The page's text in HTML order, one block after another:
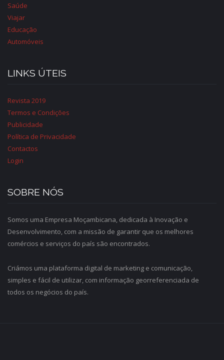
Saúde
Viajar
Educação
Automóveis
LINKS ÚTEIS
Revista 2019
Termos e Condições
Publicidade
Política de Privacidade
Contactos
Login
SOBRE NÓS
Somos uma Empresa Moçambicana, dedicada à Inovação e
Desenvolvimento, com a missão de garantir que os melhores
comércios e serviços do país são encontrados.
Criámos uma plataforma digital de marketing e comunicação,
simples e fácil de utilizar, com informação georreferenciada de
todos os negócios do país.